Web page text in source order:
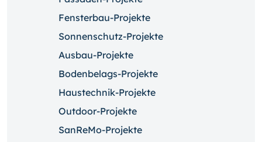
Fensterbau-Projekte
Sonnenschutz-Projekte
Ausbau-Projekte
Bodenbelags-Projekte
Haustechnik-Projekte
Outdoor-Projekte
SanReMo-Projekte